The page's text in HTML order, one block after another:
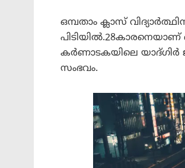
ഒമ്പതാം ക്ലാസ്
കർണാടകയിലെ
സംഭവം.